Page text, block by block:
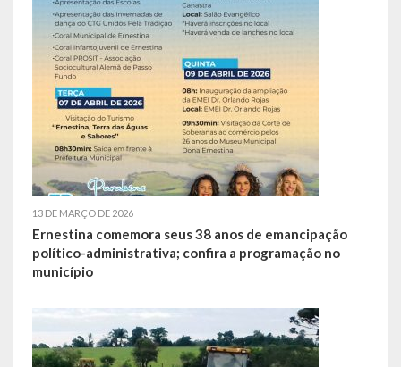
RC – Relatório Circunstanciado
PPA – Plano Plurianual
LDO – Lei de Diretrizes Orçamentárias
Acesso à Informação
Transparência
13 DE MARÇO DE 2026
Ernestina comemora seus 38 anos de emancipação
político-administrativa; confira a programação no
município